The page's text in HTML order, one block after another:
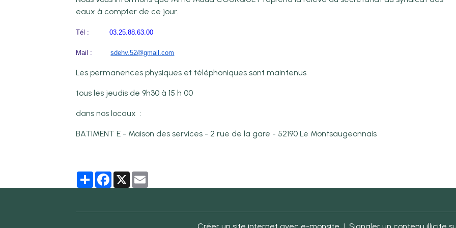
eaux à compter de ce jour.
Tél : 03.25.88.63.00
Mail : sdehv.52@gmail.com
Les permanences physiques et téléphoniques sont maintenus
tous les jeudis de 9h30 à 15 h 00
dans nos locaux :
BATIMENT E - Maison des services - 2 rue de la gare - 52190 Le Montsaugeonnais
PartagerFacebook
X